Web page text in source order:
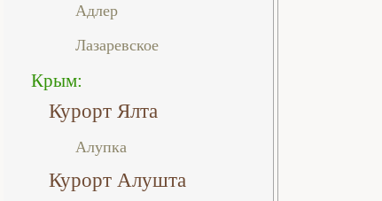
Адлер
Лазаревское
Крым:
Курорт Ялта
Алупка
Курорт Алушта